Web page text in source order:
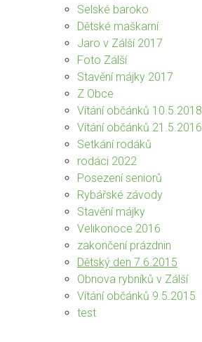
Selské baroko
Dětské maškarní
Jaro v Zálší 2017
Foto Zálší
Stavění májky 2017
Z Obce
Vítání občánků 10.5.2018
Vítání občánků 21.5.2016
Setkání rodáků
rodáci 2022
Posezení seniorů
Rybářské závody
Stavění májky
Velikonoce 2016
zakončení prázdnin
Dětský den 7.6.2015
Obnova rybníků v Zálší
Vítání občánků 9.5.2015
test